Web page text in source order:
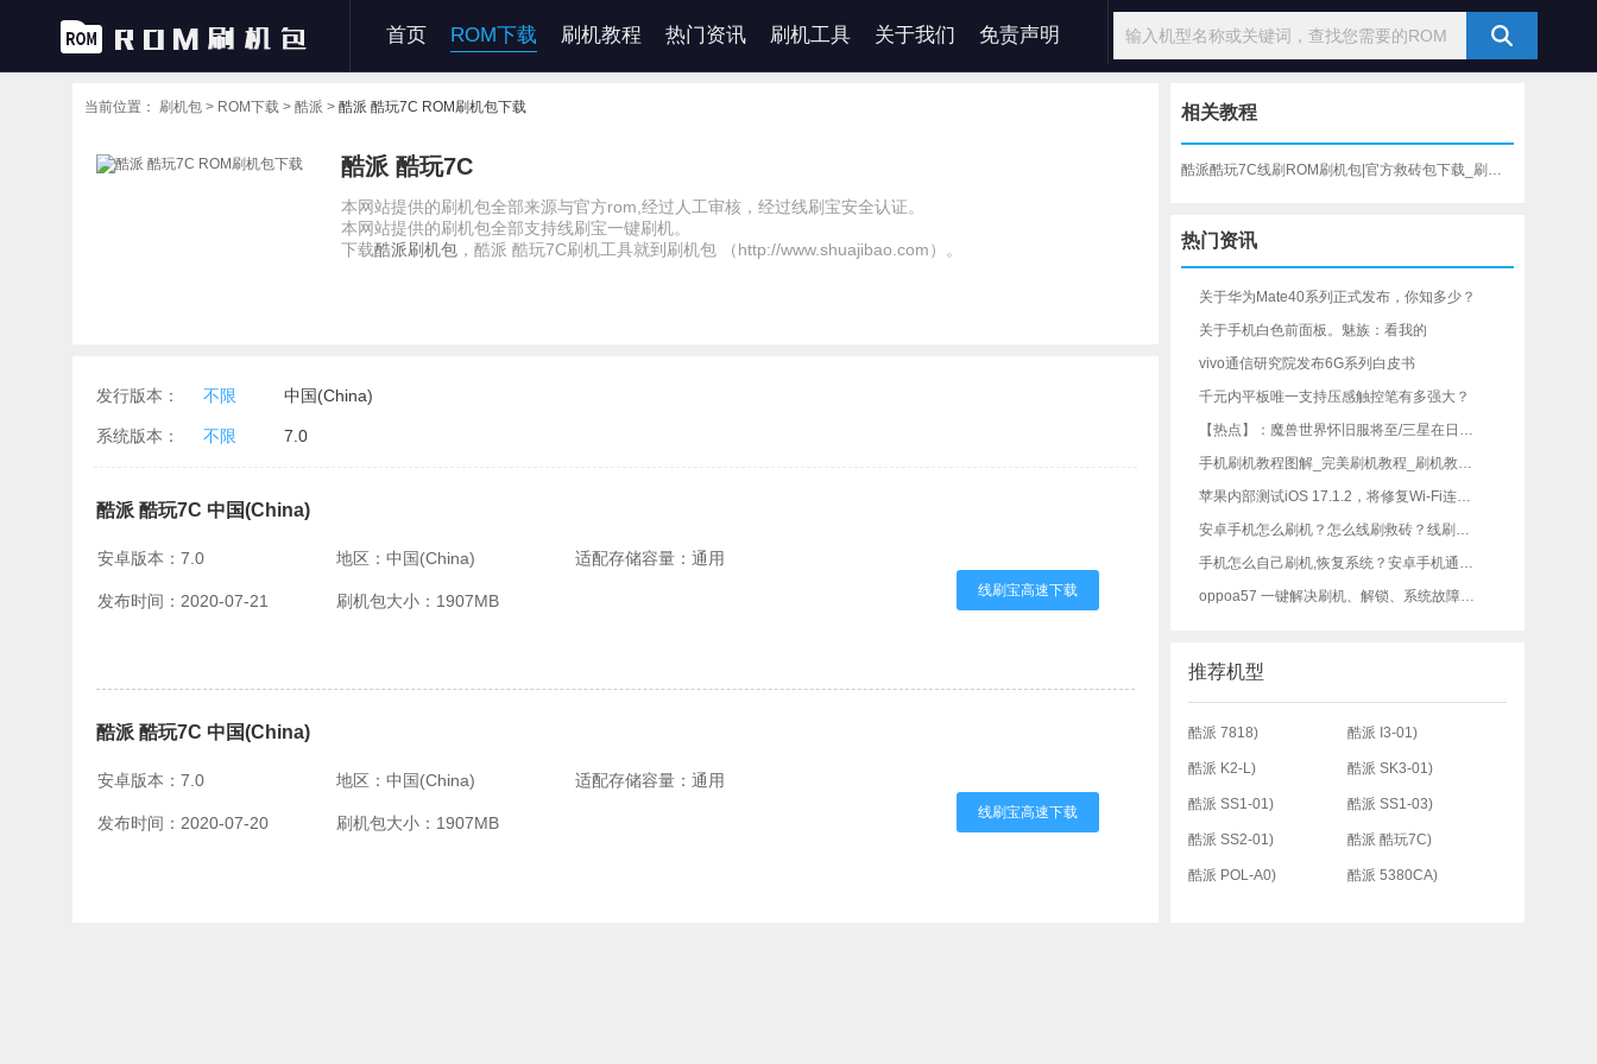
首页 ROM下载 刷机教程 热门资讯 刷机工具 关于我们 免责声明
当前位置： 刷机包 > ROM下载 > 酷派 > 酷派 酷玩7C ROM刷机包下载
酷派 酷玩7C
本网站提供的刷机包全部来源与官方rom,经过人工审核，经过线刷宝安全认证。
本网站提供的刷机包全部支持线刷宝一键刷机。
下载酷派刷机包 ，酷派 酷玩7C刷机工具就到刷机包 （http://www.shuajibao.com）。
发行版本： 不限 中国(China)
系统版本： 不限 7.0
酷派 酷玩7C 中国(China)
安卓版本：7.0
发布时间：2020-07-21
地区：中国(China)
刷机包大小：1907MB
适配存储容量：通用
线刷宝高速下载
酷派 酷玩7C 中国(China)
安卓版本：7.0
发布时间：2020-07-20
地区：中国(China)
刷机包大小：1907MB
适配存储容量：通用
线刷宝高速下载
相关教程
酷派酷玩7C线刷ROM刷机包|官方救砖包下载_刷机教程
热门资讯
关于华为Mate40系列正式发布，你知多少？
关于手机白色前面板。魅族：看我的
vivo通信研究院发布6G系列白皮书
千元内平板唯一支持压感触控笔有多强大？
【热点】：魔兽世界怀旧服将至/三星在日本手机市场创新高
手机刷机教程图解_完美刷机教程_刷机教程视频_手机线刷教程_安卓通用刷机教程
苹果内部测试iOS 17.1.2，将修复Wi-Fi连接等问题-iOS修复大师资讯
安卓手机怎么刷机？怎么线刷救砖？线刷宝一键刷机工具教程
手机怎么自己刷机,恢复系统？安卓手机通用刷机教程，刷机必看！
oppoa57 一键解决刷机、解锁、系统故障各种问题完整教程
推荐机型
酷派 7818) 酷派 I3-01)
酷派 K2-L) 酷派 SK3-01)
酷派 SS1-01) 酷派 SS1-03)
酷派 SS2-01) 酷派 酷玩7C)
酷派 POL-A0) 酷派 5380CA)